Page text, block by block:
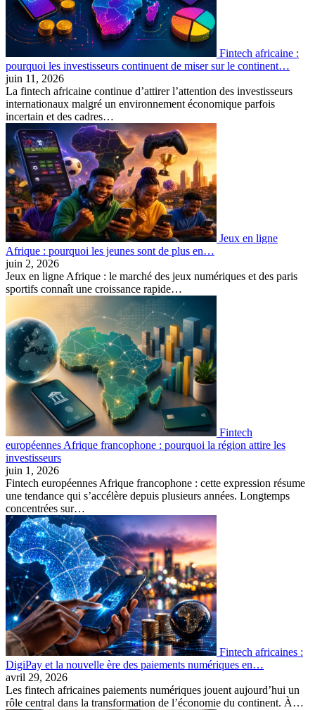
Fintech africaine :
pourquoi les investisseurs continuent de miser sur le continent…
juin 11, 2026
La fintech africaine continue d’attirer l’attention des investisseurs
internationaux malgré un environnement économique parfois
incertain et des cadres…
Jeux en ligne
Afrique : pourquoi les jeunes sont de plus en…
juin 2, 2026
Jeux en ligne Afrique : le marché des jeux numériques et des paris
sportifs connaît une croissance rapide…
Fintech
européennes Afrique francophone : pourquoi la région attire les
investisseurs
juin 1, 2026
Fintech européennes Afrique francophone : cette expression résume
une tendance qui s’accélère depuis plusieurs années. Longtemps
concentrées sur…
Fintech africaines :
DigiPay et la nouvelle ère des paiements numériques en…
avril 29, 2026
Les fintech africaines paiements numériques jouent aujourd’hui un
rôle central dans la transformation de l’économie du continent. À…